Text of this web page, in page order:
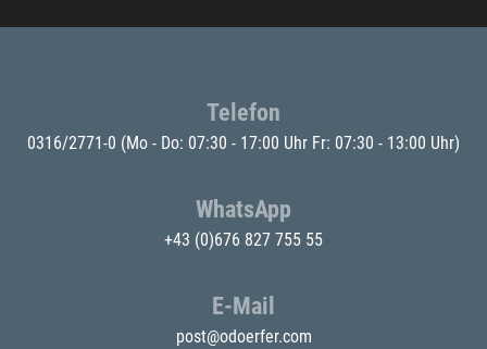
Telefon
0316/2771-0 (Mo - Do: 07:30 - 17:00 Uhr Fr: 07:30 - 13:00 Uhr)
WhatsApp
+43 (0)676 827 755 55
E-Mail
post@odoerfer.com